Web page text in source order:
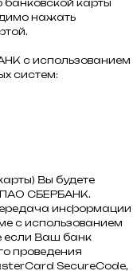
карты
нажать
с использованием
систем:
Вы будете
СБЕРБАНК.
информации
с использованием
если Ваш банк
проведения
SecureCode,